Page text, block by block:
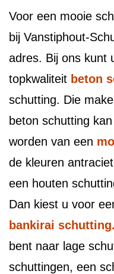
Voor een mooie
bij Vanstiphout-
adres. Bij ons kunt
topkwaliteit beton
schutting. Die
beton schutting
worden van een
de kleuren
een houten
Dan kiest u voor
bankirai schutting.
bent naar lage
schuttingen, een